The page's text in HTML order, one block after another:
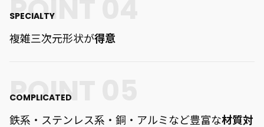
SPECIALTY
複雑三次元形状が得意
COMPLICATED
鉄系・ステンレス系・銅・アルミなど豊富な材質対